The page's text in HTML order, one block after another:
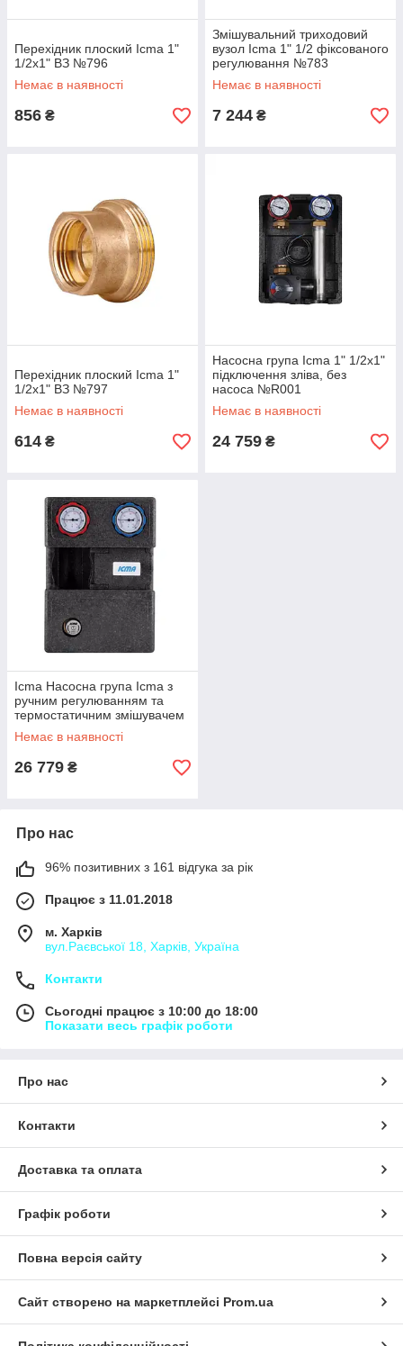
Перехідник плоский Icma 1"
1/2х1" ВЗ №796
Немає в наявності
856 ₴
Змішувальний триходовий
вузол Icma 1" 1/2 фіксованого
регулювання №783
Немає в наявності
7 244 ₴
Перехідник плоский Icma 1"
1/2х1" ВЗ №797
Немає в наявності
614 ₴
Насосна група Icma 1" 1/2х1"
підключення зліва, без
насоса №R001
Немає в наявності
24 759 ₴
Icma Насосна група Icma з
ручним регулюванням та
термостатичним змішувачем
ліве підключення 1 1/2"x3/4"
№R004
Немає в наявності
26 779 ₴
Про нас
96% позитивних з 161 відгука за рік
Працює з 11.01.2018
м. Харків
вул.Раєвської 18, Харків, Україна
Контакти
Сьогодні працює з 10:00 до 18:00
Показати весь графік роботи
Про нас
Контакти
Доставка та оплата
Графік роботи
Повна версія сайту
Сайт створено на маркетплейсі Prom.ua